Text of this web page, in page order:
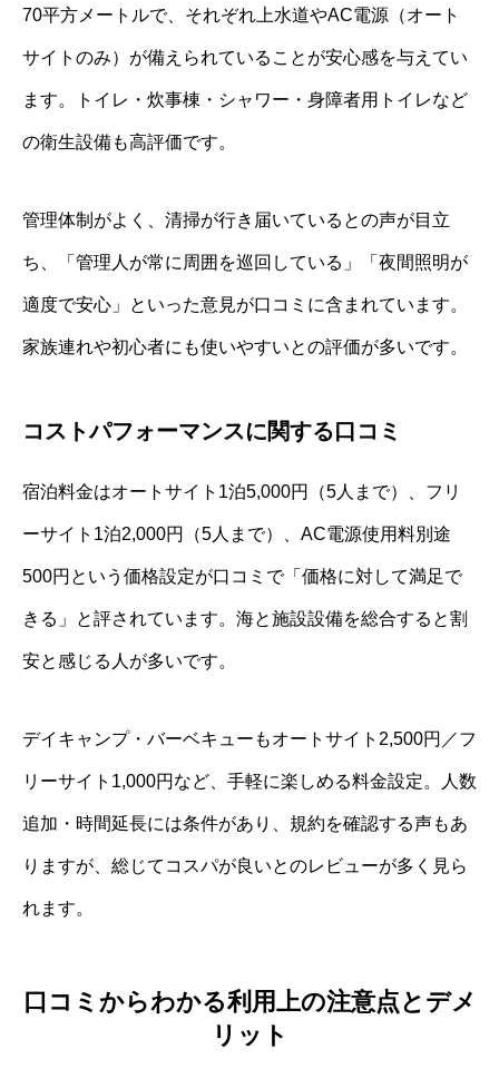
70平方メートルで、それぞれ上水道やAC電源（オート
サイトのみ）が備えられていることが安心感を与えてい
ます。トイレ・炊事棟・シャワー・身障者用トイレなど
の衛生設備も高評価です。
管理体制がよく、清掃が行き届いているとの声が目立
ち、「管理人が常に周囲を巡回している」「夜間照明が
適度で安心」といった意見が口コミに含まれています。
家族連れや初心者にも使いやすいとの評価が多いです。
コストパフォーマンスに関する口コミ
宿泊料金はオートサイト1泊5,000円（5人まで）、フリ
ーサイト1泊2,000円（5人まで）、AC電源使用料別途
500円という価格設定が口コミで「価格に対して満足で
きる」と評されています。海と施設設備を総合すると割
安と感じる人が多いです。
デイキャンプ・バーベキューもオートサイト2,500円／フ
リーサイト1,000円など、手軽に楽しめる料金設定。人数
追加・時間延長には条件があり、規約を確認する声もあ
りますが、総じてコスパが良いとのレビューが多く見ら
れます。
口コミからわかる利用上の注意点とデメ
リット